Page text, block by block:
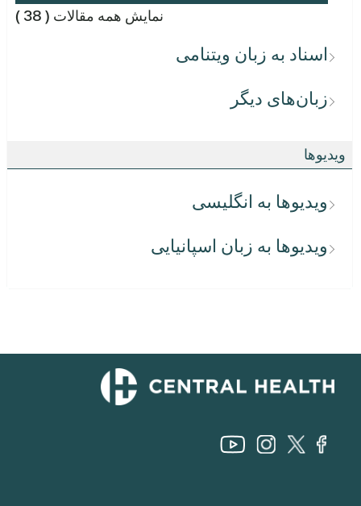
نمایش همه مقالات ( 38 )
اسناد به زبان ویتنامی
زبان‌های دیگر
ویدیوها
ویدیوها به انگلیسی
ویدیوها به زبان اسپانیایی